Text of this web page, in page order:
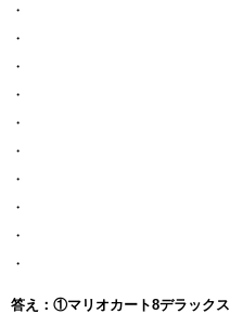
・
・
・
・
・
・
・
・
・
・
答え：①マリオカート8デラックス